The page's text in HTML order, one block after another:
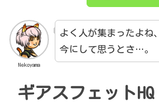
Nekoyama
よく人が集まったよね、
今にして思うとさ…。
ギアスフェットHQ